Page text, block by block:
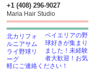
+1 (408) 296-9027
Maria Hair Studio
ベイエリアの野
球好きが集まり
ました！未経験
者大歓迎！お気
軽にご連絡ください！